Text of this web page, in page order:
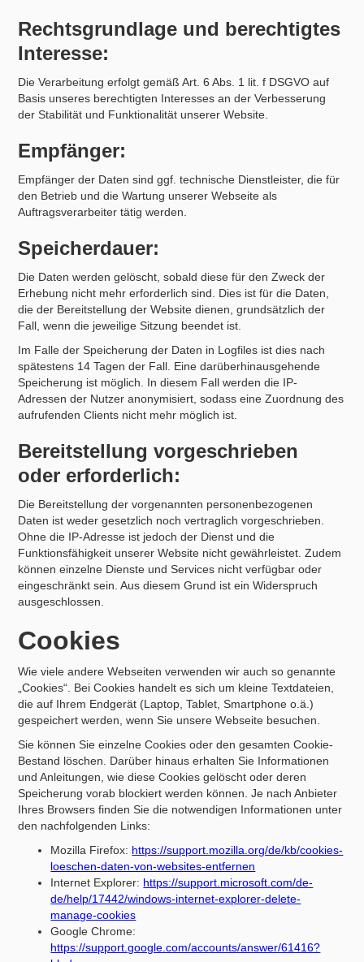
Rechtsgrundlage und berechtigtes
Interesse:
Die Verarbeitung erfolgt gemäß Art. 6 Abs. 1 lit. f DSGVO auf
Basis unseres berechtigten Interesses an der Verbesserung
der Stabilität und Funktionalität unserer Website.
Empfänger:
Empfänger der Daten sind ggf. technische Dienstleister, die für
den Betrieb und die Wartung unserer Webseite als
Auftragsverarbeiter tätig werden.
Speicherdauer:
Die Daten werden gelöscht, sobald diese für den Zweck der
Erhebung nicht mehr erforderlich sind. Dies ist für die Daten,
die der Bereitstellung der Website dienen, grundsätzlich der
Fall, wenn die jeweilige Sitzung beendet ist.
Im Falle der Speicherung der Daten in Logfiles ist dies nach
spätestens 14 Tagen der Fall. Eine darüberhinausgehende
Speicherung ist möglich. In diesem Fall werden die IP-
Adressen der Nutzer anonymisiert, sodass eine Zuordnung des
aufrufenden Clients nicht mehr möglich ist.
Bereitstellung vorgeschrieben
oder erforderlich:
Die Bereitstellung der vorgenannten personenbezogenen
Daten ist weder gesetzlich noch vertraglich vorgeschrieben.
Ohne die IP-Adresse ist jedoch der Dienst und die
Funktionsfähigkeit unserer Website nicht gewährleistet. Zudem
können einzelne Dienste und Services nicht verfügbar oder
eingeschränkt sein. Aus diesem Grund ist ein Widerspruch
ausgeschlossen.
Cookies
Wie viele andere Webseiten verwenden wir auch so genannte
„Cookies“. Bei Cookies handelt es sich um kleine Textdateien,
die auf Ihrem Endgerät (Laptop, Tablet, Smartphone o.ä.)
gespeichert werden, wenn Sie unsere Webseite besuchen.
Sie können Sie einzelne Cookies oder den gesamten Cookie-
Bestand löschen. Darüber hinaus erhalten Sie Informationen
und Anleitungen, wie diese Cookies gelöscht oder deren
Speicherung vorab blockiert werden können. Je nach Anbieter
Ihres Browsers finden Sie die notwendigen Informationen unter
den nachfolgenden Links:
Mozilla Firefox: https://support.mozilla.org/de/kb/cookies-
loeschen-daten-von-websites-entfernen
Internet Explorer: https://support.microsoft.com/de-
de/help/17442/windows-internet-explorer-delete-
manage-cookies
Google Chrome:
https://support.google.com/accounts/answer/61416?